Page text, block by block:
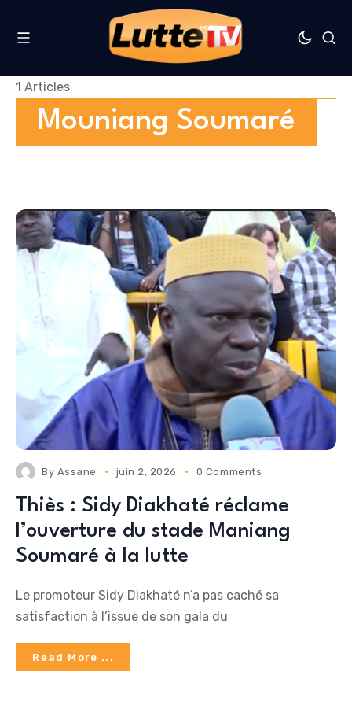
Mouniang Soumaré
1 Articles
By Assane juin 2, 2026 0 Comments
Thiès : Sidy Diakhaté réclame
l’ouverture du stade Maniang
Soumaré à la lutte
Le promoteur Sidy Diakhaté n’a pas caché sa
satisfaction à l’issue de son gala du
Read More ...